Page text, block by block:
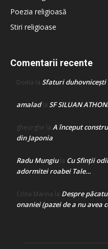
Poezia religioasă
Stiri religioase
Comentarii recente
Doina la Sfaturi duhovnicești
amaladla SF SILUAN
gheorghe la A început
din Japonia
Radu Mungiula Cu Sfinții
adormitei roabei Tale…
Crina Marina la Despre
onaniei (pazei de a nu avea